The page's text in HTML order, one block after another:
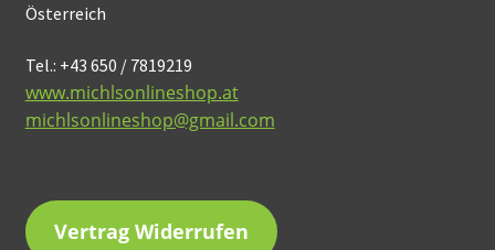
Österreich
Tel.: +43 650 / 7819219
www.michlsonlineshop.at
michlsonlineshop@gmail.com
Vertrag Widerrufen